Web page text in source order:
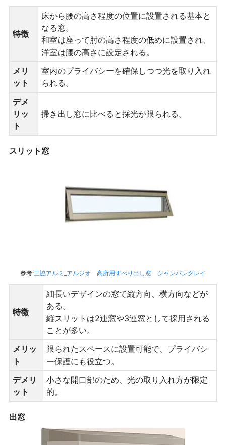
特徴
床から腰の高さ程度の位置に設置される基本と
なる窓。
和室は座って肘の高さ程度の低めに設置され、
洋室は腰の高さに設定される。
メリ
ット
室内のプライバシーを確保しつつ光を取り入れ
られる。
デメ
リッ
ト
掃き出し窓に比べると採光が限られる。
スリット窓
参考:三協アルミ_アルジオ 高所用すべり出し窓 シャンパングレイ
特徴
細長いデザインの窓で縦方向、横方向などが
ある。
縦スリットは2連窓や3連窓として採用される
ことが多い。
メリッ
ト
限られたスペースに設置可能で、プライバシ
ー保護にも役立つ。
デメリ
ット
小さな開口部のため、光の取り入れ方が限定
的。
出窓